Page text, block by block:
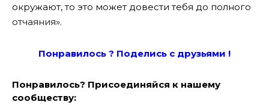
окружают, то это может довести тебя до полного
отчаяния».
Понравилось ? Поделись с друзьями !
Понравилось? Присоединяйся к нашему
сообществу: